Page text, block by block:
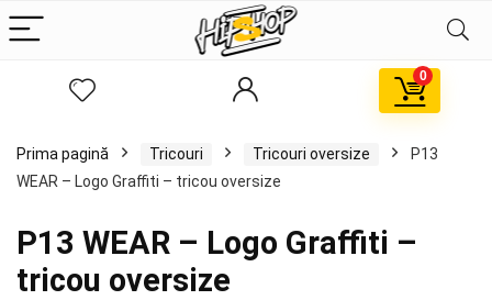
0
Prima pagină Tricouri Tricouri oversize
P13
WEAR – Logo Graffiti – tricou oversize
P13 WEAR – Logo Graffiti –
tricou oversize